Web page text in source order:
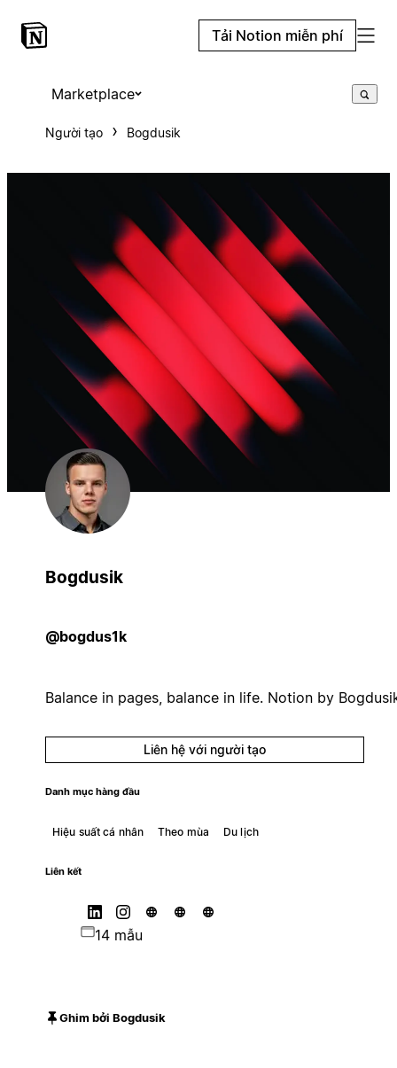
Tải Notion miễn phí
Marketplace
Người tạo Bogdusik
Bogdusik
@bogdus1k
Balance in pages, balance in life. Notion by
Liên hệ với người tạo
Danh mục hàng đầu
Hiệu suất cá nhân Theo mùa Du lịch
Liên kết
14 mẫu
Ghim bởi Bogdusik